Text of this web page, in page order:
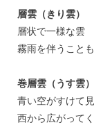
層雲（きり雲）
層状で一様な雲
霧雨を伴うことも
巻層雲（うす雲）
青い空がすけて
西から広がって